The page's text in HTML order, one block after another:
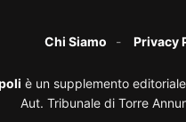
Chi Siamo Privacy
è un supplemento
Aut. Tribunale di Torre